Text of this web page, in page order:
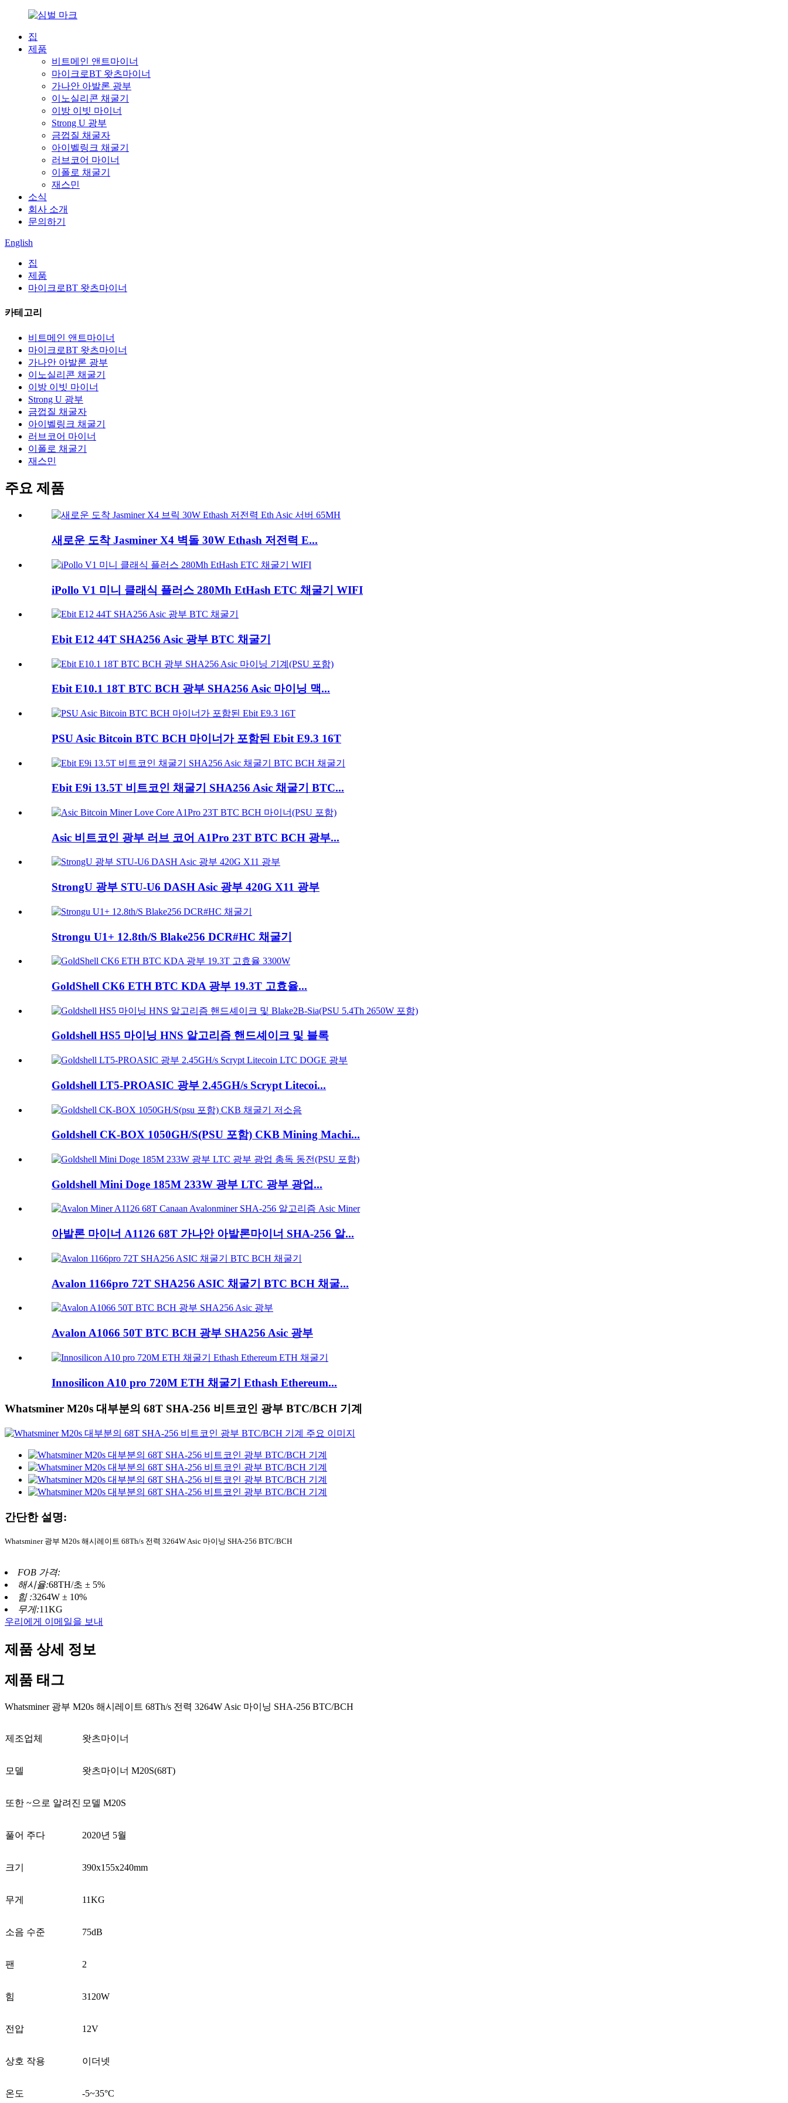
집
제품
비트메인 앤트마이너
마이크로BT 왓츠마이너
가나안 아발론 광부
이노실리콘 채굴기
이방 이빗 마이너
Strong U 광부
금껍질 채굴자
아이벨링크 채굴기
러브코어 마이너
이폴로 채굴기
재스민
소식
회사 소개
문의하기
English
집
제품
마이크로BT 왓츠마이너
카테고리
비트메인 앤트마이너
마이크로BT 왓츠마이너
가나안 아발론 광부
이노실리콘 채굴기
이방 이빗 마이너
Strong U 광부
금껍질 채굴자
아이벨링크 채굴기
러브코어 마이너
이폴로 채굴기
재스민
주요 제품
새로운 도착 Jasminer X4 벽돌 30W Ethash 저전력 E...
iPollo V1 미니 클래식 플러스 280Mh EtHash ETC 채굴기 WIFI
Ebit E12 44T SHA256 Asic 광부 BTC 채굴기
Ebit E10.1 18T BTC BCH 광부 SHA256 Asic 마이닝 맥...
PSU Asic Bitcoin BTC BCH 마이너가 포함된 Ebit E9.3 16T
Ebit E9i 13.5T 비트코인 ​​채굴기 SHA256 Asic 채굴기 BTC...
Asic 비트코인 ​​광부 러브 코어 A1Pro 23T BTC BCH 광부...
StrongU 광부 STU-U6 DASH Asic 광부 420G X11 광부
Strongu U1+ 12.8th/S Blake256 DCR#HC 채굴기
GoldShell CK6 ETH BTC KDA 광부 19.3T 고효율...
Goldshell HS5 마이닝 HNS 알고리즘 핸드셰이크 및 블록
Goldshell LT5-PROASIC 광부 2.45GH/s Scrypt Litecoi...
Goldshell CK-BOX 1050GH/S(PSU 포함) CKB Mining Machi...
Goldshell Mini Doge 185M 233W 광부 LTC 광부 광업...
아발론 마이너 A1126 68T 가나안 아발론마이너 SHA-256 알...
Avalon 1166pro 72T SHA256 ASIC 채굴기 BTC BCH 채굴...
Avalon A1066 50T BTC BCH 광부 SHA256 Asic 광부
Innosilicon A10 pro 720M ETH 채굴기 Ethash Ethereum...
Whatsminer M20s 대부분의 68T SHA-256 비트코인 ​​광부 BTC/BCH 기계
간단한 설명:
Whatsminer 광부 M20s 해시레이트 68Th/s 전력 3264W Asic 마이닝 SHA-256 BTC/BCH
FOB 가격:
해시율:68TH/초 ± 5%
힘 :3264W ± 10%
무게:11KG
우리에게 이메일을 보내
제품 상세 정보
제품 태그
Whatsminer 광부 M20s 해시레이트 68Th/s 전력 3264W Asic 마이닝 SHA-256 BTC/BCH
제조업체 왓츠마이너
모델 왓츠마이너 M20S(68T)
또한 ~으로 알려진 모델 M20S
풀어 주다 2020년 5월
크기 390x155x240mm
무게 11KG
소음 수준 75dB
팬 2
힘 3120W
전압 12V
상호 작용 이더넷
온도 -5~35°C